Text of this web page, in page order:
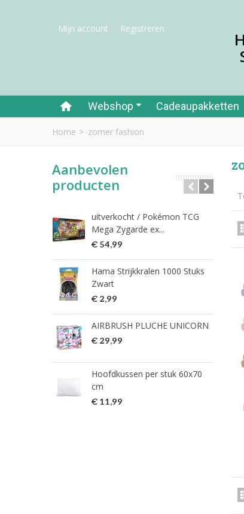
Mijn account Registreren
Webshop Cadeaupakketten
Home > zomer fashion
Aanbevolen
producten
uitverkocht / Pokémon TCG
Mega Zygarde ex...
€ 54,99
Hama Strijkkralen 1000 Stuks
Zwart
€ 2,99
AIRBRUSH PLUCHE UNICORN
€ 29,99
Hoofdkussen per stuk 60x70
cm
€ 11,99